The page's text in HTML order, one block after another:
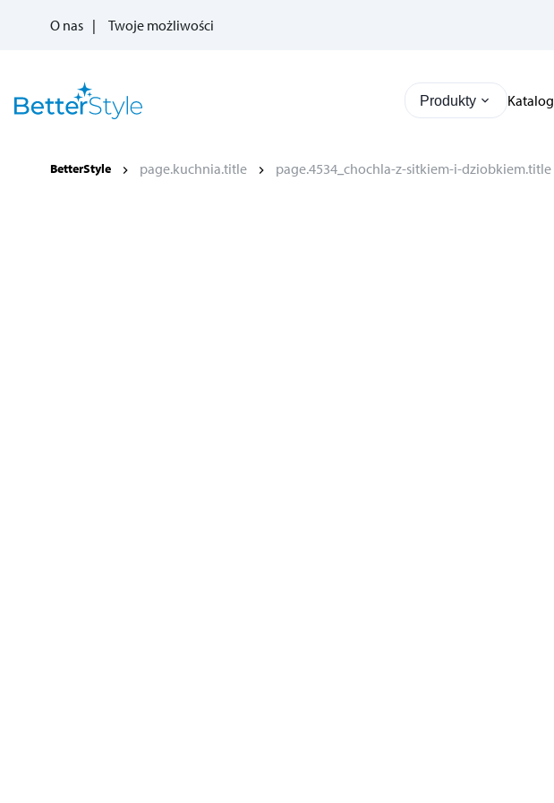
O nas Twoje możliwości
Produkty Katalog
BetterStyle page.kuchnia.title page.4534_chochla-z-sitkiem-i-dziobkiem.title